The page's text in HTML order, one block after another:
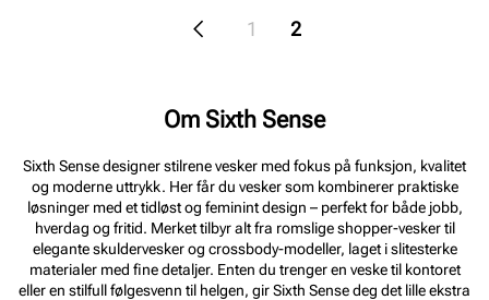
1 2
Om Sixth Sense
Sixth Sense designer stilrene vesker med fokus på funksjon, kvalitet
og moderne uttrykk. Her får du vesker som kombinerer praktiske
løsninger med et tidløst og feminint design – perfekt for både jobb,
hverdag og fritid. Merket tilbyr alt fra romslige shopper-vesker til
elegante skuldervesker og crossbody-modeller, laget i slitesterke
materialer med fine detaljer. Enten du trenger en veske til kontoret
eller en stilfull følgesvenn til helgen, gir Sixth Sense deg det lille ekstra